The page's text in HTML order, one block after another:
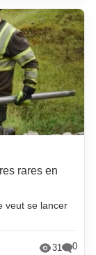
rares en
veut se lancer
31 0